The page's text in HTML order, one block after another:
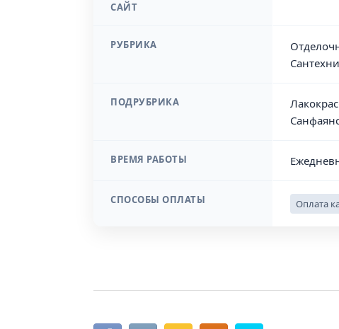
САЙТ
РУБРИКА
ПОДРУБРИКА
ВРЕМЯ РАБОТЫ
СПОСОБЫ ОПЛАТЫ Оплата